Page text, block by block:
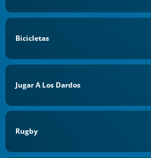
Bicicletas
Jugar A Los Dardos
Rugby